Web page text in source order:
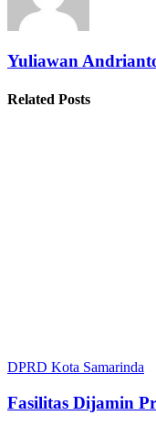
Yuliawan
Related Posts
DPRD Kota Samarinda
Fasilitas Dijamin